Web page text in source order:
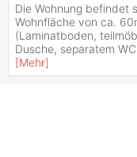
Die Wohnung befindet
Wohnfläche von ca.
(Laminatboden,
Dusche, separatem
[Mehr]